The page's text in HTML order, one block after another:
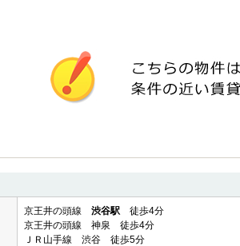
京王井の頭線 渋谷駅 徒歩4分
京王井の頭線 神泉 徒歩4分
ＪＲ山手線 渋谷 徒歩5分